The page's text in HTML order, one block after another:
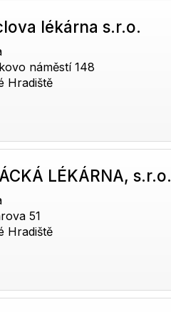
lékárna s.r.o.
náměstí 148
Hradiště
LÉKÁRNA, s.r.o.
51
Hradiště